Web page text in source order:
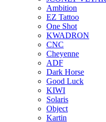
Ambition
EZ Tattoo
One Shot
KWADRON
CNC
Cheyenne
ADF
Dark Horse
Good Luck
KIWI
Solaris
Object
Kartin